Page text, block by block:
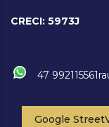
CRECI: 5973J
47 992115561
Google